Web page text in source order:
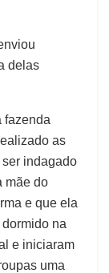
delas
fazenda
as
indagado
mãe do
e que ela
na
e iniciaram
uma